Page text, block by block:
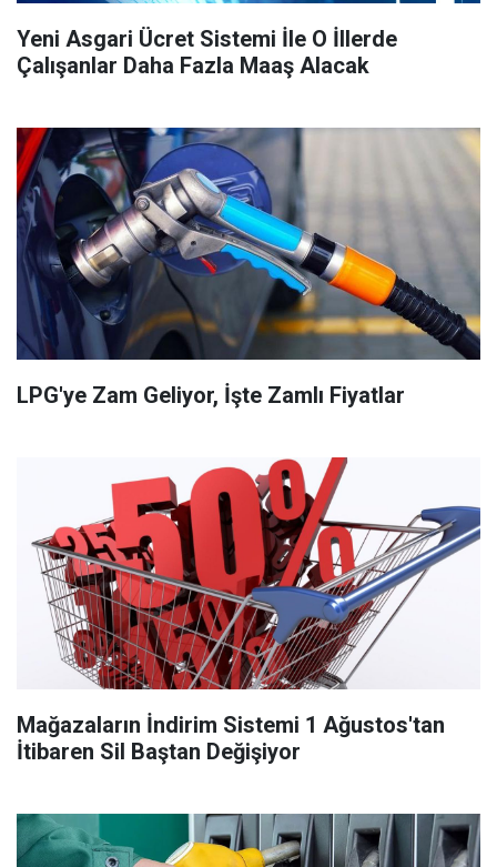
Yeni Asgari Ücret Sistemi İle O İllerde
Çalışanlar Daha Fazla Maaş Alacak
LPG'ye Zam Geliyor, İşte Zamlı Fiyatlar
Mağazaların İndirim Sistemi 1 Ağustos'tan
İtibaren Sil Baştan Değişiyor